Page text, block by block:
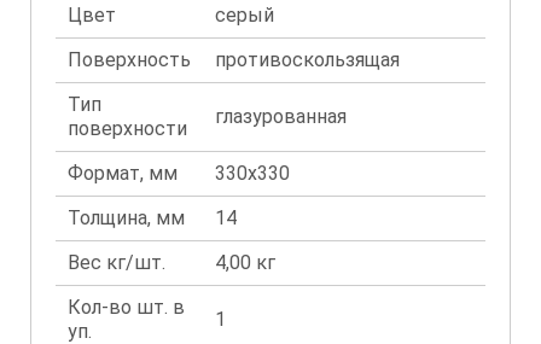
Цвет
серый
Поверхность
противоскользящая
Тип
поверхности
глазурованная
Формат, мм
330x330
Толщина, мм
14
Вес кг/шт.
4,00 кг
Кол-во шт. в
уп.
1